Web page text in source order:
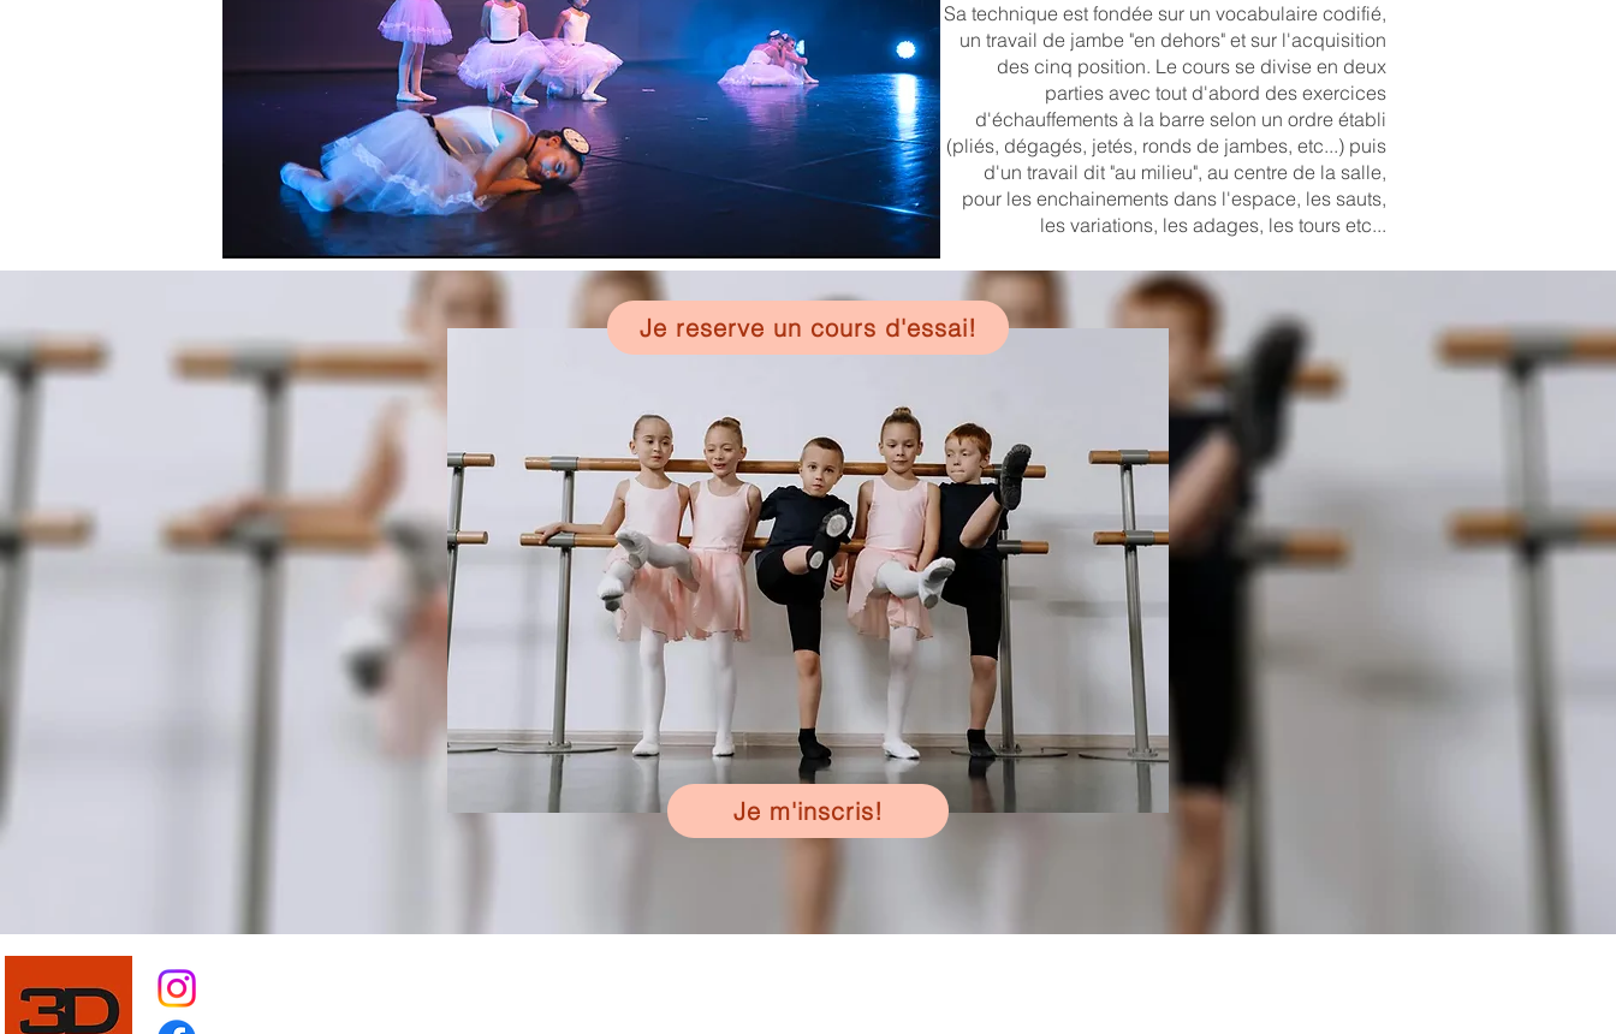
Sa technique est fondée sur un vocabulaire codifié,
un travail de jambe "en dehors" et sur l'acquisition
des cinq position. Le cours se divise en deux
parties avec tout d'abord des exercices
d'échauffements à la barre selon un ordre établi
(pliés, dégagés, jetés, ronds de jambes, etc...) puis
d'un travail dit "au milieu", au centre de la salle,
pour les enchainements dans l'espace, les sauts,
les variations, les adages, les tours etc...
Je m'inscris!
Je reserve un cours d'essai!